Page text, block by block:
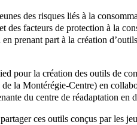
des risques liés à la
des facteurs de protection à la
prenant part à la création
pour la création des outils de
la Montérégie-Centre) en
du centre de réadaptation en
ces outils conçus par les